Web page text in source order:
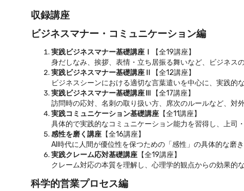
収録講座
ビジネスマナー・コミュニケーション編
実践ビジネスマナー基礎講座Ⅰ
【全19講座】
身だしなみ、挨拶、表情・立ち居振る舞いなど、ビジネス
実践ビジネスマナー基礎講座Ⅱ
【全12講座】
ビジネスシーンにおける適切な言葉遣いを中心に、実践的
実践ビジネスマナー基礎講座Ⅲ
【全17講座】
訪問時の応対、名刺の取り扱い方、席次のルールなど、対
実践コミュニケーション基礎講座 【全11講座】
具体的で実践的なコミュニケーション能力を習得し、上司
感性を磨く講座 【全16講座】
AI時代に人間が優位性を保つための「感性」の具体的な磨き
実践クレーム応対基礎講座 【全19講座】
クレーム対応の本質を理解し、心理学的観点からの効果的
科学的営業プロセス編